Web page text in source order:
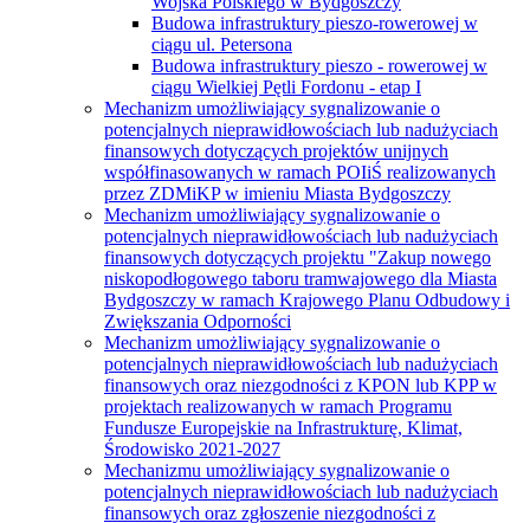
Budowa infrastruktury pieszo-rowerowej w
ciągu ul. Petersona
Budowa infrastruktury pieszo - rowerowej w
ciągu Wielkiej Pętli Fordonu - etap I
Mechanizm umożliwiający sygnalizowanie o
potencjalnych nieprawidłowościach lub nadużyciach
finansowych dotyczących projektów unijnych
współfinasowanych w ramach POIiŚ realizowanych
przez ZDMiKP w imieniu Miasta Bydgoszczy
Mechanizm umożliwiający sygnalizowanie o
potencjalnych nieprawidłowościach lub nadużyciach
finansowych dotyczących projektu "Zakup nowego
niskopodłogowego taboru tramwajowego dla Miasta
Bydgoszczy w ramach Krajowego Planu Odbudowy i
Zwiększania Odporności
Mechanizm umożliwiający sygnalizowanie o
potencjalnych nieprawidłowościach lub nadużyciach
finansowych oraz niezgodności z KPON lub KPP w
projektach realizowanych w ramach Programu
Fundusze Europejskie na Infrastrukturę, Klimat,
Środowisko 2021-2027
Mechanizmu umożliwiający sygnalizowanie o
potencjalnych nieprawidłowościach lub nadużyciach
finansowych oraz zgłoszenie niezgodności z